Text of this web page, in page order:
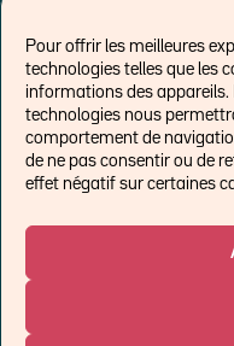
Pour offrir les meilleures
technologies telles que les
informations des appareils.
technologies nous
comportement de
de ne pas consentir ou de
effet négatif sur certaines